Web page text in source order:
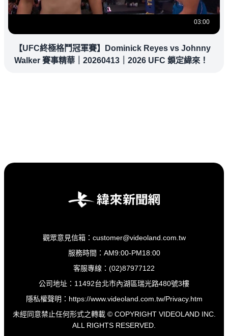
03:00
【UFC終極格鬥冠軍賽】Dominick Reyes vs Johnny
Walker 賽事精華｜20260413｜2026 UFC 鎖定緯來！
觀眾意見信箱：customer@videoland.com.tw
服務時間：AM9:00-PM18:00
客服專線：(02)87977122
公司地址：11492台北市內湖區瑞光路480號3樓
隱私權聲明： https://www.videoland.com.tw/Privacy.htm
未經同意禁止任何形式之轉載 © COPYRIGHT VIDEOLAND INC.
ALL RIGHTS RESERVED.